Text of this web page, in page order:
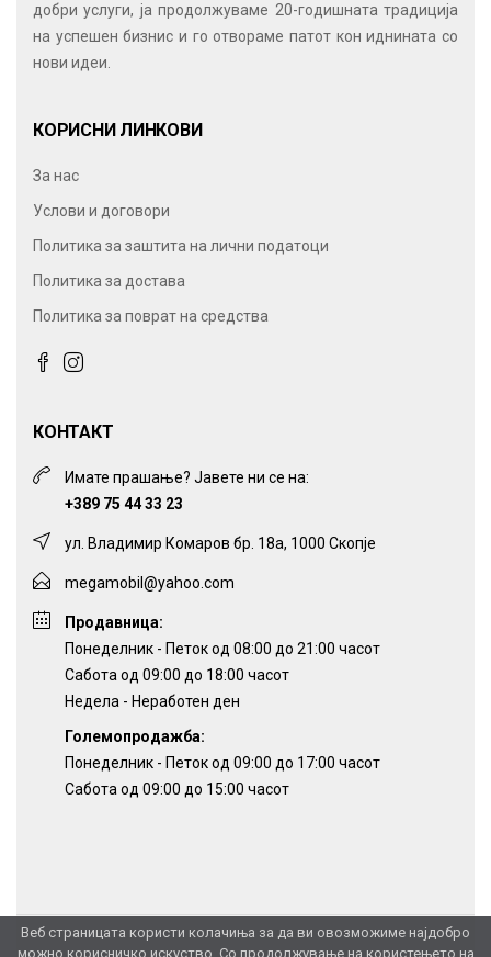
Веб страницата користи колачиња за да ви овозможиме најдобро
можно корисничко искуство. Со продолжување на користењето на
добри услуги, ја продолжуваме 20-годишната традиција
на успешен бизнис и го отвораме патот кон иднината со
нови идеи.
КОРИСНИ ЛИНКОВИ
За нас
Услови и договори
Политика за заштита на лични податоци
Политика за достава
Политика за поврат на средства
КОНТАКТ
Имате прашање? Јавете ни се на:
+389 75 44 33 23
ул. Владимир Комаров бр. 18а, 1000 Скопје
megamobil@yahoo.com
Продавница:
Понеделник - Петок од 08:00 до 21:00 часот
Сабота од 09:00 до 18:00 часот
Недела - Неработен ден
Големопродажба:
Понеделник - Петок од 09:00 до 17:00 часот
Сабота од 09:00 до 15:00 часот